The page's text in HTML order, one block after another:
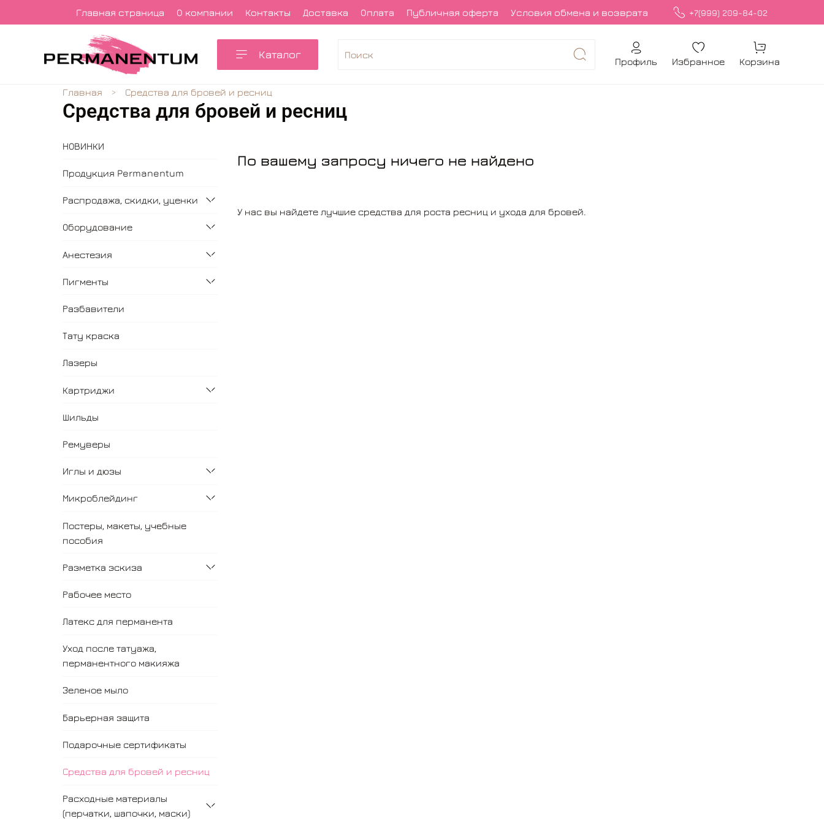
Главная страница О компании Контакты Доставка Оплата Публичная оферта Условия обмена и возврата +7(999) 209-84-02
Каталог
Профиль Избранное Корзина
Главная Средства для бровей и ресниц
Средства для бровей и ресниц
По вашему запросу ничего не найдено
У нас вы найдете лучшие средства для роста ресниц и ухода для бровей.
НОВИНКИ
Продукция Permanentum
Распродажа, скидки, уценки
Оборудование
Анестезия
Пигменты
Разбавители
Тату краска
Лазеры
Картриджи
Шильды
Ремуверы
Иглы и дюзы
Микроблейдинг
Постеры, макеты, учебные
пособия
Разметка эскиза
Рабочее место
Латекс для перманента
Уход после татуажа,
перманентного макияжа
Зеленое мыло
Барьерная защита
Подарочные сертификаты
Средства для бровей и ресниц
Расходные материалы
(перчатки, шапочки, маски)